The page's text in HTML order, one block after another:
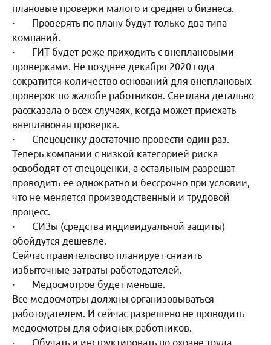
плановые проверки малого и среднего бизнеса.
· Проверять по плану будут только два типа
компаний.
· ГИТ будет реже приходить с внеплановыми
проверками. Не позднее декабря 2020 года
сократится количество оснований для внеплановых
проверок по жалобе работников. Светлана детально
рассказала о всех случаях, когда может приехать
внеплановая проверка.
· Спецоценку достаточно провести один раз.
Теперь компании с низкой категорией риска
освободят от спецоценки, а остальным разрешат
проводить ее однократно и бессрочно при условии,
что не меняется производственный и трудовой
процесс.
· СИЗы (средства индивидуальной защиты)
обойдутся дешевле.
Сейчас правительство планирует снизить
избыточные затраты работодателей.
· Медосмотров будет меньше.
Все медосмотры должны организовываться
работодателем. И сейчас разрешено не проводить
медосмотры для офисных работников.
· Обучать и инструктировать по охране труда